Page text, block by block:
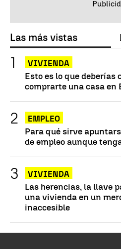
Las más vistas
VIVIENDA
Esto es lo que deberías
comprarte una casa en
EMPLEO
Para qué sirve
de empleo aunque
VIVIENDA
Las herencias, la llave
una vivienda en un
inaccesible